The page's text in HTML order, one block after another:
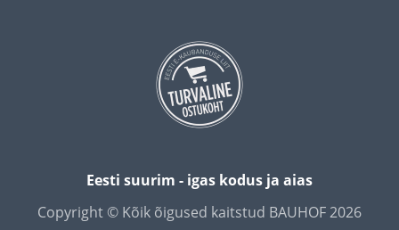
Eesti suurim - igas kodus ja aias
Copyright © Kõik õigused kaitstud BAUHOF 2026